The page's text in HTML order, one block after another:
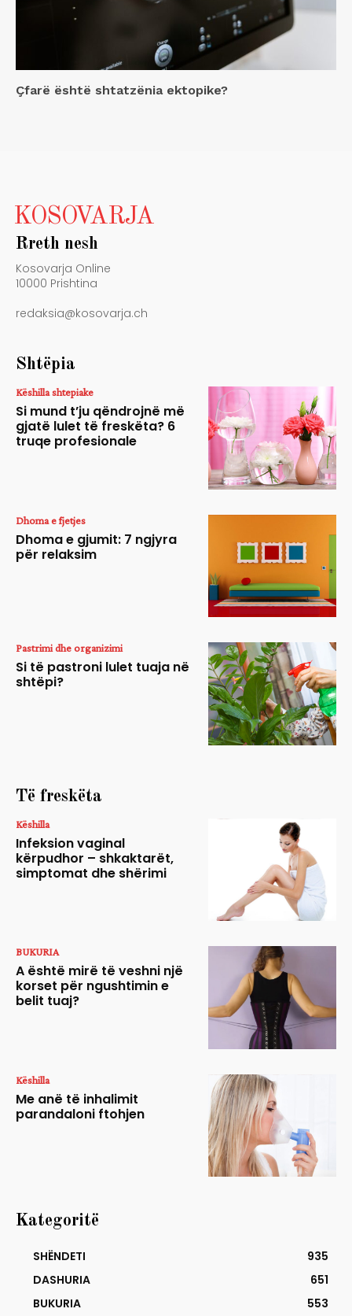
Çfarë është shtatzënia ektopike?
KOSOVARJA
Rreth nesh
Kosovarja Online
10000 Prishtina
redaksia@kosovarja.ch
Shtëpia
Këshilla shtepiake
Si mund t’ju qëndrojnë më
gjatë lulet të freskëta? 6
truqe profesionale
Dhoma e fjetjes
Dhoma e gjumit: 7 ngjyra
për relaksim
Pastrimi dhe organizimi
Si të pastroni lulet tuaja në
shtëpi?
Të freskëta
Këshilla
Infeksion vaginal
kërpudhor – shkaktarët,
simptomat dhe shërimi
BUKURIA
A është mirë të veshni një
korset për ngushtimin e
belit tuaj?
Këshilla
Me anë të inhalimit
parandaloni ftohjen
Kategoritë
SHËNDETI
935
DASHURIA
651
BUKURIA
553